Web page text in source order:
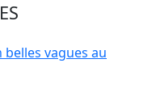
vagues au